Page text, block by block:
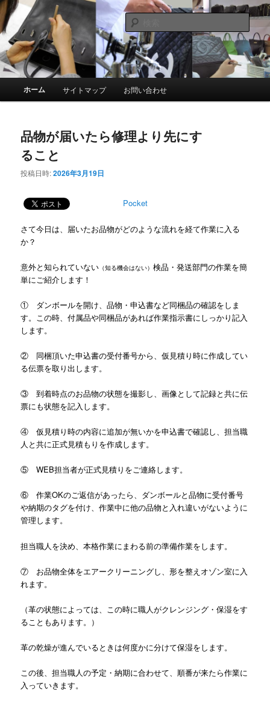
メ
イ
ン
ン
テ
サ
ブ
コ
テ
ン
革製品リペア専門店 スマイルリペ
アセンター
スマイルリペアセンター中の人ブログ
検
索
ホーム サイトマップ お問い合わせ
品物が届いたら修理より先にす
ること
投稿日時:2026年3月19日
Pocket
さて今日は、届いたお品物がどのような流れを経て作業に入る
か？
意外と知られていない （知る機会はない）検品・発送部門の作業を簡
単にご紹介します！
① ダンボールを開け、品物・申込書など同梱品の確認をしま
す。 この時、付属品や同梱品があれば作業指示書にしっかり記入
します。
② 同梱頂いた申込書の受付番号から、仮見積り時に作成してい
る伝票を取り出します。
③ 到着時点のお品物の状態を撮影し、画像として記録と共に伝
票にも状態を記入します。
④ 仮見積り時の内容に追加が無いかを申込書で確認し、担当職
人と共に正式見積もりを作成します。
⑤ WEB担当者が正式見積りをご連絡します。
⑥ 作業OKのご返信があったら、ダンボールと品物に受付番号
や納期のタグを付け、作業中に他の品物と入れ違いがないように
管理します。
担当職人を決め、本格作業にまわる前の準備作業をします。
⑦ お品物全体をエアークリーニングし、形を整えオゾン室に入
れます。
（革の状態によっては、この時に職人がクレンジング・保湿をす
ることもあります。）
革の乾燥が進んでいるときは何度かに分けて保湿をします。
この後、担当職人の予定・納期に合わせて、順番が来たら作業に
入っていきます。